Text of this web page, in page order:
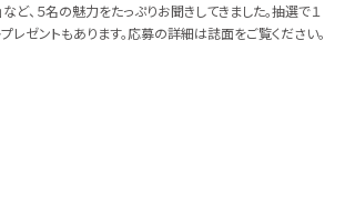
ど、５名の魅力をたっぷりお聞きしてきました。抽選で１
レゼントもあります。応募の詳細は誌面をご覧ください。